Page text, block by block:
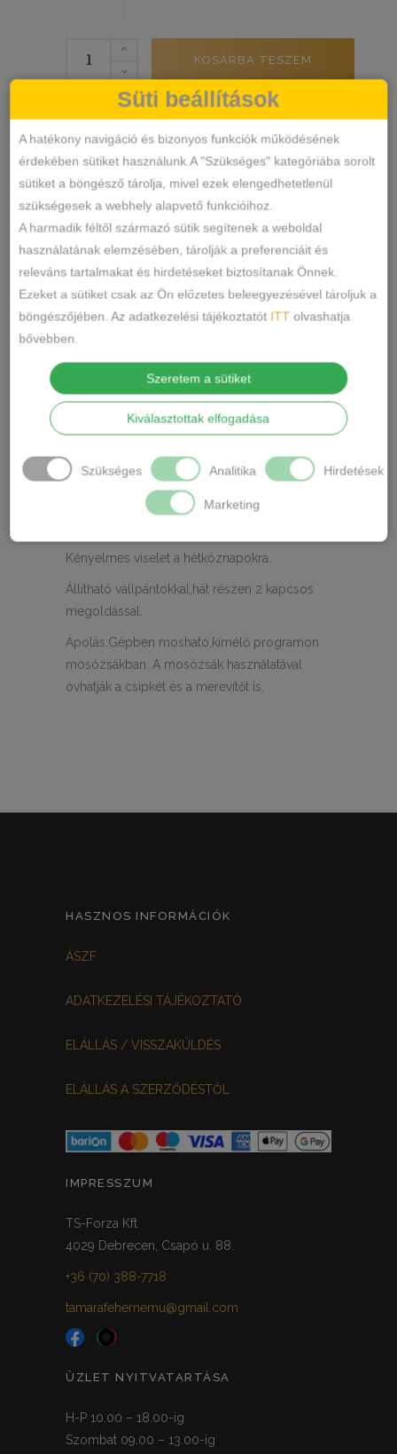
félkosaras-
melltartó
mennyiség
KOSÁRBA TESZEM
SKU 39116
KATEGÓRIA Melltartó
CÍMKÉK 39116,lemila 39116
Márka:Lemila
Szín:Fekete,Barackvirág
Előformázott,enyhén szivacsos melltartó,amely
gyönyörű dekoltázst biztosít a félkosaras
Kényelmes viselet a hétköznapokra.
Állítható vállpántokkal,hát részen 2 kapcsos
megoldással.
Ápolás:Gépben mosható,kímélő programon
mosózsákban. A mosózsák használatával
óvhatják a csipkét és a merevítőt is.
HASZNOS INFORMÁCIÓK
ÁSZF
ADATKEZELÉSI TÁJÉKOZTATÓ
ELÁLLÁS / VISSZAKÜLDÉS
ELÁLLÁS A SZERZŐDÉSTŐL
IMPRESSZUM
TS-Forza Kft
4029 Debrecen, Csapó u. 88.
+36 (70) 388-7718
tamarafehernemu@gmail.com
ÜZLET NYITVATARTÁSA
H-P 10.00 – 18.00-ig
Szombat 09.00 – 13.00-ig
Süti beállítások
A hatékony navigáció és bizonyos funkciók működésének
érdekében sütiket használunk.A "Szükséges" kategóriába sorolt
sütiket a böngésző tárolja, mivel ezek elengedhetetlenül
szükségesek a webhely alapvető funkcióihoz.
A harmadik féltől származó sütik segítenek a weboldal
használatának elemzésében, tárolják a preferenciáit és
releváns tartalmakat és hirdetéseket biztosítanak Önnek.
Ezeket a sütiket csak az Ön előzetes beleegyezésével tároljuk a
böngészőjében. Az adatkezelési tájékoztatót ITT olvashatja
bővebben.
Szeretem a sütiket
Kiválasztottak elfogadása
Szükséges Analitika Hirdetések
Marketing